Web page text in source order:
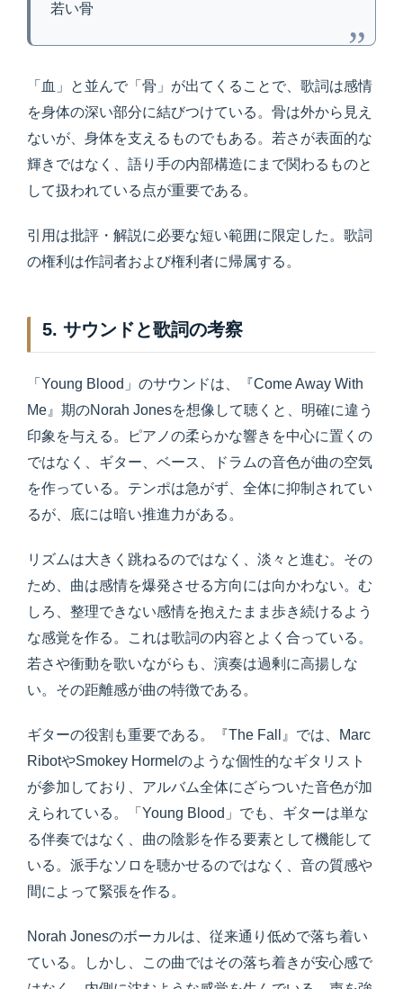
若い骨
「血」と並んで「骨」が出てくることで、歌詞は感情
を身体の深い部分に結びつけている。骨は外から見え
ないが、身体を支えるものでもある。若さが表面的な
輝きではなく、語り手の内部構造にまで関わるものと
して扱われている点が重要である。
引用は批評・解説に必要な短い範囲に限定した。歌詞
の権利は作詞者および権利者に帰属する。
5. サウンドと歌詞の考察
「Young Blood」のサウンドは、『Come Away With
Me』期のNorah Jonesを想像して聴くと、明確に違う
印象を与える。ピアノの柔らかな響きを中心に置くの
ではなく、ギター、ベース、ドラムの音色が曲の空気
を作っている。テンポは急がず、全体に抑制されてい
るが、底には暗い推進力がある。
リズムは大きく跳ねるのではなく、淡々と進む。その
ため、曲は感情を爆発させる方向には向かわない。む
しろ、整理できない感情を抱えたまま歩き続けるよう
な感覚を作る。これは歌詞の内容とよく合っている。
若さや衝動を歌いながらも、演奏は過剰に高揚しな
い。その距離感が曲の特徴である。
ギターの役割も重要である。『The Fall』では、Marc
RibotやSmokey Hormelのような個性的なギタリスト
が参加しており、アルバム全体にざらついた音色が加
えられている。「Young Blood」でも、ギターは単な
る伴奏ではなく、曲の陰影を作る要素として機能して
いる。派手なソロを聴かせるのではなく、音の質感や
間によって緊張を作る。
Norah Jonesのボーカルは、従来通り低めで落ち着い
ている。しかし、この曲ではその落ち着きが安心感で